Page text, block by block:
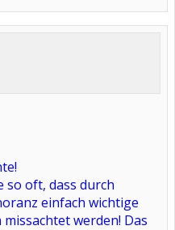
so oft, dass durch
einfach wichtige
werden! Das